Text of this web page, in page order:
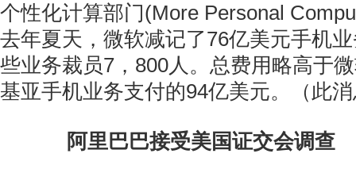
个性化计算部门(More Personal
去年夏天，微软减记了76亿美元手机
些业务裁员7，800人。总费用略高于
基亚手机业务支付的94亿美元。（此
阿里巴巴接受美国证交会调查